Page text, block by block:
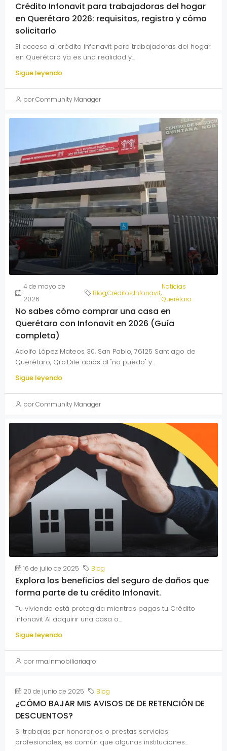
Crédito Infonavit para trabajadoras del hogar
en Querétaro 2026: requisitos, registro y cómo
solicitarlo
El acceso al crédito Infonavit para trabajadoras del hogar
en Querétaro ya es una realidad y...
Sigue leyendo
por Community Manager
4 de mayo de
2026
Blog,Créditos,Infonavit,
Noticias
Querétaro
No sabes cómo comprar una casa en
Querétaro con Infonavit en 2026 (Guía
completa)
Adolfo López Mateos 30, San Pablo, 76125 Santiago de
Querétaro, Qro.Dile adiós al "no puedo" y...
Sigue leyendo
por Community Manager
16 de julio de 2025 Blog
Explora los beneficios del seguro de daños que
forma parte de tu crédito Infonavit.
Tu vivienda está protegida mientras pagas tu Crédito
Infonavit Al adquirir una casa o...
Sigue leyendo
por rma.inmobiliariaqro
20 de junio de 2025 Blog
¿CÓMO BAJAR MIS AVISOS DE DE RETENCIÓN DE
DESCUENTOS?
Si trabajas por honorarios o prestas servicios
profesionales, es común que algunas instituciones...